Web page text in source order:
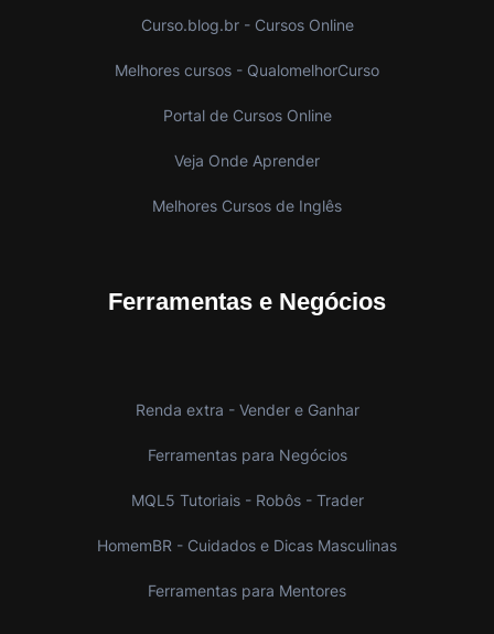
Curso.blog.br - Cursos Online
Melhores cursos - QualomelhorCurso
Portal de Cursos Online
Veja Onde Aprender
Melhores Cursos de Inglês
Ferramentas e Negócios
Renda extra - Vender e Ganhar
Ferramentas para Negócios
MQL5 Tutoriais - Robôs - Trader
HomemBR - Cuidados e Dicas Masculinas
Ferramentas para Mentores